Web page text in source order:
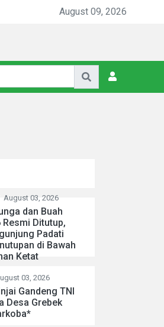
August 09, 2026
August 03, 2026
dan Buah
Resmi Ditutup,
Padati
di Bawah
Ketat
03, 2026
Gandeng TNI
Desa Grebek